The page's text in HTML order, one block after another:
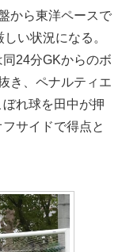
から東洋ペースで
い状況になる。
24分GKからのボ
き、ペナルティエ
れ球を田中が押
サイドで得点と